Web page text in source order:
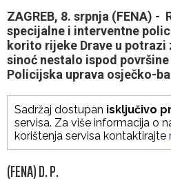
ZAGREB, 8. srpnja (FENA)
specijalne i interventne
korito rijeke Drave u
sinoć nestalo ispod
Policijska uprava osječko-
Sadržaj dostupan isključivo
servisa. Za više informacija o
korištenja servisa kontaktirajte
(FENA) D. P.